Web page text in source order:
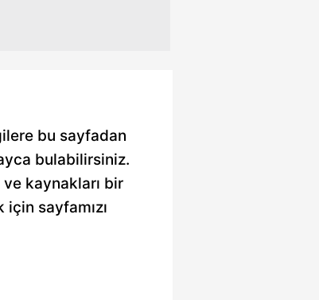
bu sayfadan
bulabilirsiniz.
ve kaynakları bir
sayfamızı